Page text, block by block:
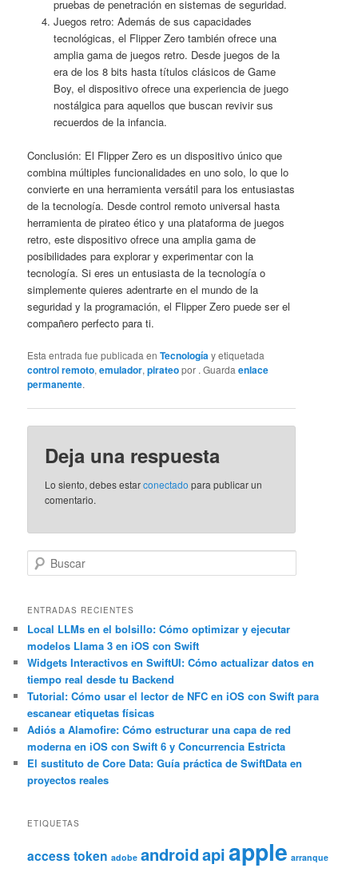
pruebas de penetración en sistemas de seguridad.
Juegos retro: Además de sus capacidades
tecnológicas, el Flipper Zero también ofrece una
amplia gama de juegos retro. Desde juegos de la
era de los 8 bits hasta títulos clásicos de Game
Boy, el dispositivo ofrece una experiencia de juego
nostálgica para aquellos que buscan revivir sus
recuerdos de la infancia.
Conclusión: El Flipper Zero es un dispositivo único que
combina múltiples funcionalidades en uno solo, lo que lo
convierte en una herramienta versátil para los entusiastas
de la tecnología. Desde control remoto universal hasta
herramienta de pirateo ético y una plataforma de juegos
retro, este dispositivo ofrece una amplia gama de
posibilidades para explorar y experimentar con la
tecnología. Si eres un entusiasta de la tecnología o
simplemente quieres adentrarte en el mundo de la
seguridad y la programación, el Flipper Zero puede ser el
compañero perfecto para ti.
Esta entrada fue publicada enTecnologíay etiquetada
control remoto,emulador,pirateopor . Guardaenlace
permanente.
Deja una respuesta
Lo siento, debes estarconectado para publicar un
comentario.
u
c
a
r
ENTRADAS RECIENTES
Local LLMs en el bolsillo: Cómo optimizar y ejecutar
modelos Llama 3 en iOS con Swift
Widgets Interactivos en SwiftUI: Cómo actualizar datos en
tiempo real desde tu Backend
Tutorial: Cómo usar el lector de NFC en iOS con Swift para
escanear etiquetas físicas
Adiós a Alamofire: Cómo estructurar una capa de red
moderna en iOS con Swift 6 y Concurrencia Estricta
El sustituto de Core Data: Guía práctica de SwiftData en
proyectos reales
ETIQUETAS
access token adobe androidapiapple arranque